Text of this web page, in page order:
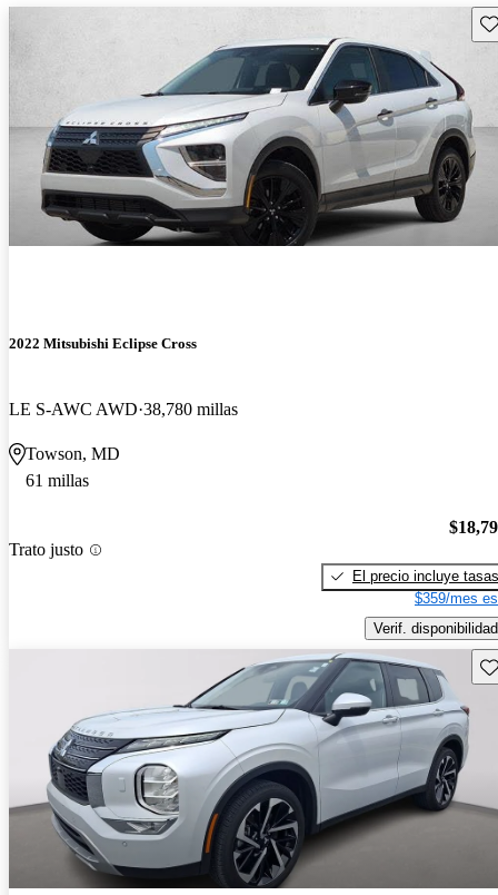
2022 Mitsubishi Eclipse Cross
LE S-AWC AWD 38,780 millas
Towson, MD
61 millas
Trato justo
El precio incluye tasas
$359/mes
Verif. disponibilidad